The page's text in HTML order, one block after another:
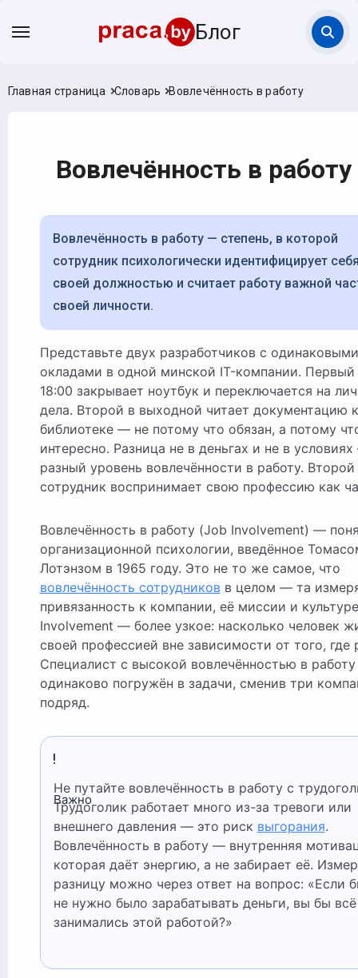
Блог
Главная страница Словарь Вовлечённость в работу
Вовлечённость в работу
Вовлечённость в работу — степень, в которой
сотрудник психологически идентифицирует
своей должностью и считает работу важной
своей личности.
Представьте двух разработчиков с одинаковыми
окладами в одной минской IT-компании. Первый
18:00 закрывает ноутбук и переключается на
дела. Второй в выходной читает документацию
библиотеке — не потому что обязан, а потому
интересно. Разница не в деньгах и не в
разный уровень вовлечённости в работу. Второй
сотрудник воспринимает свою профессию как
Вовлечённость в работу (Job Involvement) —
организационной психологии, введённое
Лотэнзом в 1965 году. Это не то же самое, что
вовлечённость сотрудников в целом — та
привязанность к компании, её миссии и
Involvement — более узкое: насколько человек
своей профессией вне зависимости от того, где
Специалист с высокой вовлечённостью в работу
одинаково погружён в задачи, сменив три
подряд.
Важно
Не путайте вовлечённость в работу с трудоголизмом.
Трудоголик работает много из-за тревоги или
внешнего давления — это риск выгорания.
Вовлечённость в работу — внутренняя
которая даёт энергию, а не забирает её.
разницу можно через ответ на вопрос: «Если
не нужно было зарабатывать деньги, вы бы
занимались этой работой?»